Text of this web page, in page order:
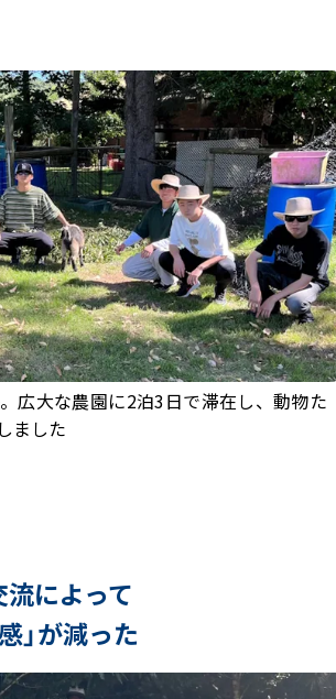
広大な農園に2泊3日で滞在し、動物た
ました
によって
」が減った